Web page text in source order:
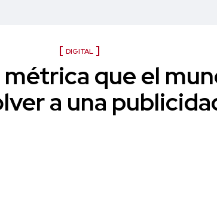
DIGITAL
métrica que el
a una